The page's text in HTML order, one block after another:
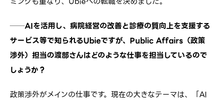
──AIを活用し、病院経営の改善と診療の質向上を支援する
サービス等で知られるUbieですが、Public Affairs（政策
渉外）担当の渡部さんはどのような仕事を担当しているので
しょうか？
政策渉外がメインの仕事です。現在の大きなテーマは、「AI